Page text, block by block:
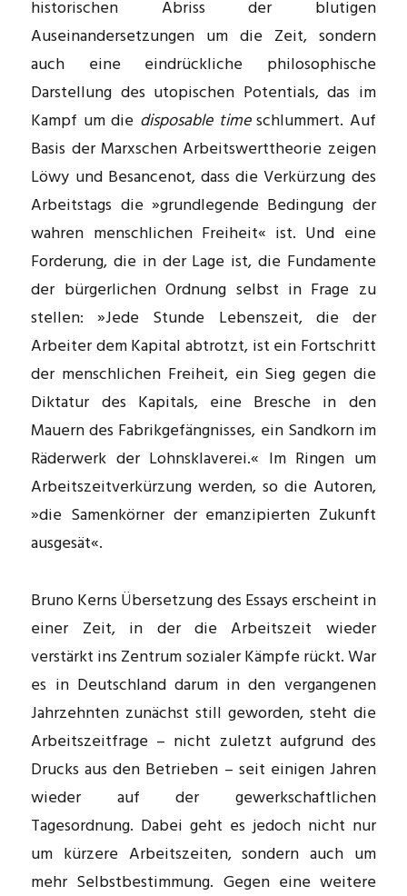
historischen Abriss der blutigen
Auseinandersetzungen um die Zeit, sondern
auch eine eindrückliche philosophische
Darstellung des utopischen Potentials, das im
Kampf um die disposable timeschlummert. Auf
Basis der Marxschen Arbeitswerttheorie zeigen
Löwy und Besancenot, dass die Verkürzung des
Arbeitstags die »grundlegende Bedingung der
wahren menschlichen Freiheit« ist. Und eine
Forderung, die in der Lage ist, die Fundamente
der bürgerlichen Ordnung selbst in Frage zu
stellen: »Jede Stunde Lebenszeit, die der
Arbeiter dem Kapital abtrotzt, ist ein Fortschritt
der menschlichen Freiheit, ein Sieg gegen die
Diktatur des Kapitals, eine Bresche in den
Mauern des Fabrikgefängnisses, ein Sandkorn im
Räderwerk der Lohnsklaverei.« Im Ringen um
Arbeitszeitverkürzung werden, so die Autoren,
»die Samenkörner der emanzipierten Zukunft
ausgesät«.
Bruno Kerns Übersetzung des Essays erscheint in
einer Zeit, in der die Arbeitszeit wieder
verstärkt ins Zentrum sozialer Kämpfe rückt. War
es in Deutschland darum in den vergangenen
Jahrzehnten zunächst still geworden, steht die
Arbeitszeitfrage – nicht zuletzt aufgrund des
Drucks aus den Betrieben – seit einigen Jahren
wieder auf der gewerkschaftlichen
Tagesordnung. Dabei geht es jedoch nicht nur
um kürzere Arbeitszeiten, sondern auch um
mehr Selbstbestimmung. Gegen eine weitere